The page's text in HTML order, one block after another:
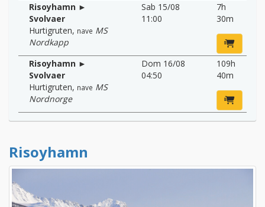
Risoyhamn ►
Svolvaer
Hurtigruten, nave MS
Nordkapp
Sab 15/08
11:00
7h
30m
Risoyhamn ►
Svolvaer
Hurtigruten, nave MS
Nordnorge
Dom 16/08
04:50
109h
40m
Risoyhamn